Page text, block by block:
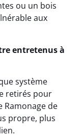
ou un bois
aux
entretenus à
système
retirés pour
de
propre, plus